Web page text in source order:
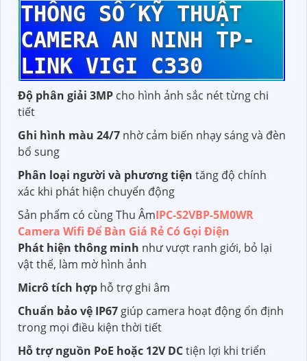
THÔNG SỐ KỸ THUẬT
CAMERA AN NINH TP-
LINK VIGI C330
Độ phân giải 3MP cho hình ảnh sắc nét từng chi
tiết
Ghi hình màu 24/7 nhờ cảm biến nhạy sáng và đèn
bổ sung
Phân loại người và phương tiện tăng độ chính
xác khi phát hiện chuyển động
Sản phẩm có cùng Thu ÂmIPC-S2VBP-5M0WR
Camera Wifi Để Bàn Giá Rẻ Có Gọi Điện
Phát hiện thông minh như vượt ranh giới, bỏ lại
vật thể, làm mờ hình ảnh
Micrô tích hợp hỗ trợ ghi âm
Chuẩn bảo vệ IP67 giúp camera hoạt động ổn định
trong mọi điều kiện thời tiết
Hỗ trợ nguồn PoE hoặc 12V DCtiện lợi khi triển